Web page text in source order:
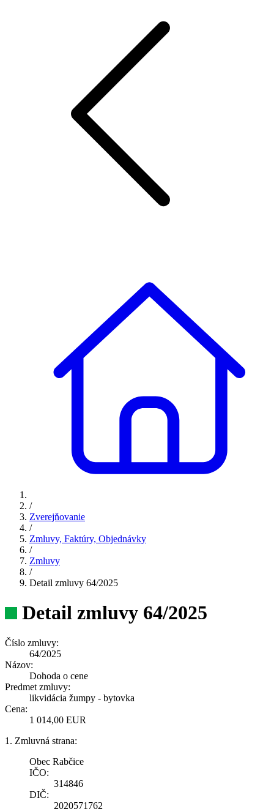
/
Zverejňovanie
/
Zmluvy, Faktúry, Objednávky
/
Zmluvy
/
Detail zmluvy 64/2025
Detail zmluvy 64/2025
Číslo zmluvy:
64/2025
Názov:
Dohoda o cene
Predmet zmluvy:
likvidácia žumpy - bytovka
Cena:
1 014,00 EUR
1. Zmluvná strana:
Obec Rabčice
IČO:
314846
DIČ:
2020571762